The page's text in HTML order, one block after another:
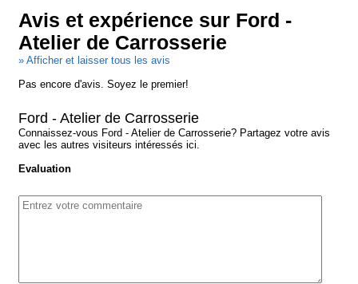
Avis et expérience sur Ford -
Atelier de Carrosserie
» Afficher et laisser tous les avis
Pas encore d'avis. Soyez le premier!
Ford - Atelier de Carrosserie
Connaissez-vous Ford - Atelier de Carrosserie? Partagez votre avis
avec les autres visiteurs intéressés ici.
Evaluation